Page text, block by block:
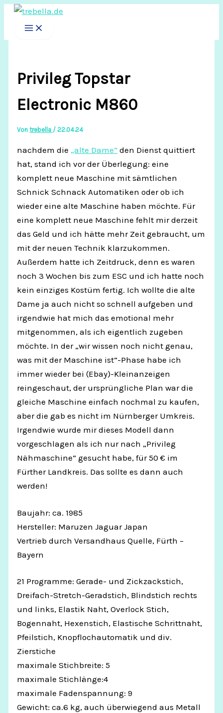
Zum
Inhalt
springen
Privileg Topstar
Electronic M860
Von trebella /22.04.24
nachdem die „alte Dame“ den Dienst quittiert
hat, stand ich vor der Überlegung: eine
komplett neue Maschine mit sämtlichen
Schnick Schnack Automatiken oder ob ich
wieder eine alte Maschine haben möchte. Für
eine komplett neue Maschine fehlt mir derzeit
das Geld und ich hätte mehr Zeit gebraucht, um
mit der neuen Technik klarzukommen.
Außerdem hatte ich Zeitdruck, denn es waren
noch 3 Wochen bis zum ESC und ich hatte noch
kein einziges Kostüm fertig. Ich wollte die alte
Dame ja auch nicht so schnell aufgeben und
irgendwie hat mich das emotional mehr
mitgenommen, als ich eigentlich zugeben
möchte. In der „wir wissen noch nicht genau,
was mit der Maschine ist“-Phase habe ich
immer wieder bei (Ebay)-Kleinanzeigen
reingeschaut, der ursprüngliche Plan war die
gleiche Maschine einfach nochmal zu kaufen,
aber die gab es nicht im Nürnberger Umkreis.
Irgendwie wurde mir dieses Modell dann
vorgeschlagen als ich nur nach „Privileg
Nähmaschine“ gesucht habe, für 50 € im
Fürther Landkreis. Das sollte es dann auch
werden!
Baujahr: ca. 1985
Hersteller: Maruzen Jaguar Japan
Vertrieb durch Versandhaus Quelle, Fürth –
Bayern
21 Programme: Gerade- und Zickzackstich,
Dreifach-Stretch-Geradstich, Blindstich rechts
und links, Elastik Naht, Overlock Stich,
Bogennaht, Hexenstich, Elastische Schrittnaht,
Pfeilstich, Knopflochautomatik und div.
Zierstiche
maximale Stichbreite: 5
maximale Stichlänge:4
maximale Fadenspannung: 9
Gewicht: ca.6 kg, auch überwiegend aus Metall